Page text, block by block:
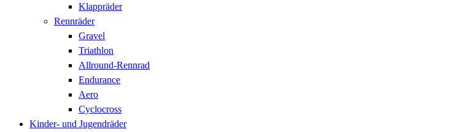
Klappräder
Rennräder
Gravel
Triathlon
Allround-Rennrad
Endurance
Aero
Cyclocross
Kinder- und Jugendräder